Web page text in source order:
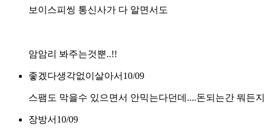
보이스피씽 통신사가 다 알면서도
암암리 봐주는것뿐..!!
좋겠다생각없이살아서 10/09
스팸도 막을수 있으면서 안믹는다던데....돈되는간 뭐든
장방서 10/09